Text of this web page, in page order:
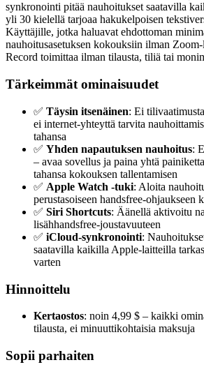
synkronointi pitää nauhoitukset saatavilla
yli 30 kielellä tarjoaa hakukelpoisen
Käyttäjille, jotka haluavat ehdottoman
nauhoitusasetuksen kokouksiin ilman
Record toimittaa ilman tilausta, tiliä tai
Tärkeimmät ominaisuudet
✅ Täysin itsenäinen: Ei
ei internet-yhteyttä tarvita
tahansa
✅ Yhden napautuksen nauhoitus:
– avaa sovellus ja paina yhtä
tahansa kokouksen tallentamisen
✅ Apple Watch -tuki: Aloita
perustasoiseen handsfree-ohjaukseen
✅ Siri Shortcuts: Äänellä aktivoitu
lisähhandsfree-joustavuuteen
✅ iCloud-synkronointi:
saatavilla kaikilla Apple-laitteilla
varten
Hinnoittelu
Kertaostos: noin 4,99 $ – kaikki
tilausta, ei minuuttikohtaisia maksuja
Sopii parhaiten